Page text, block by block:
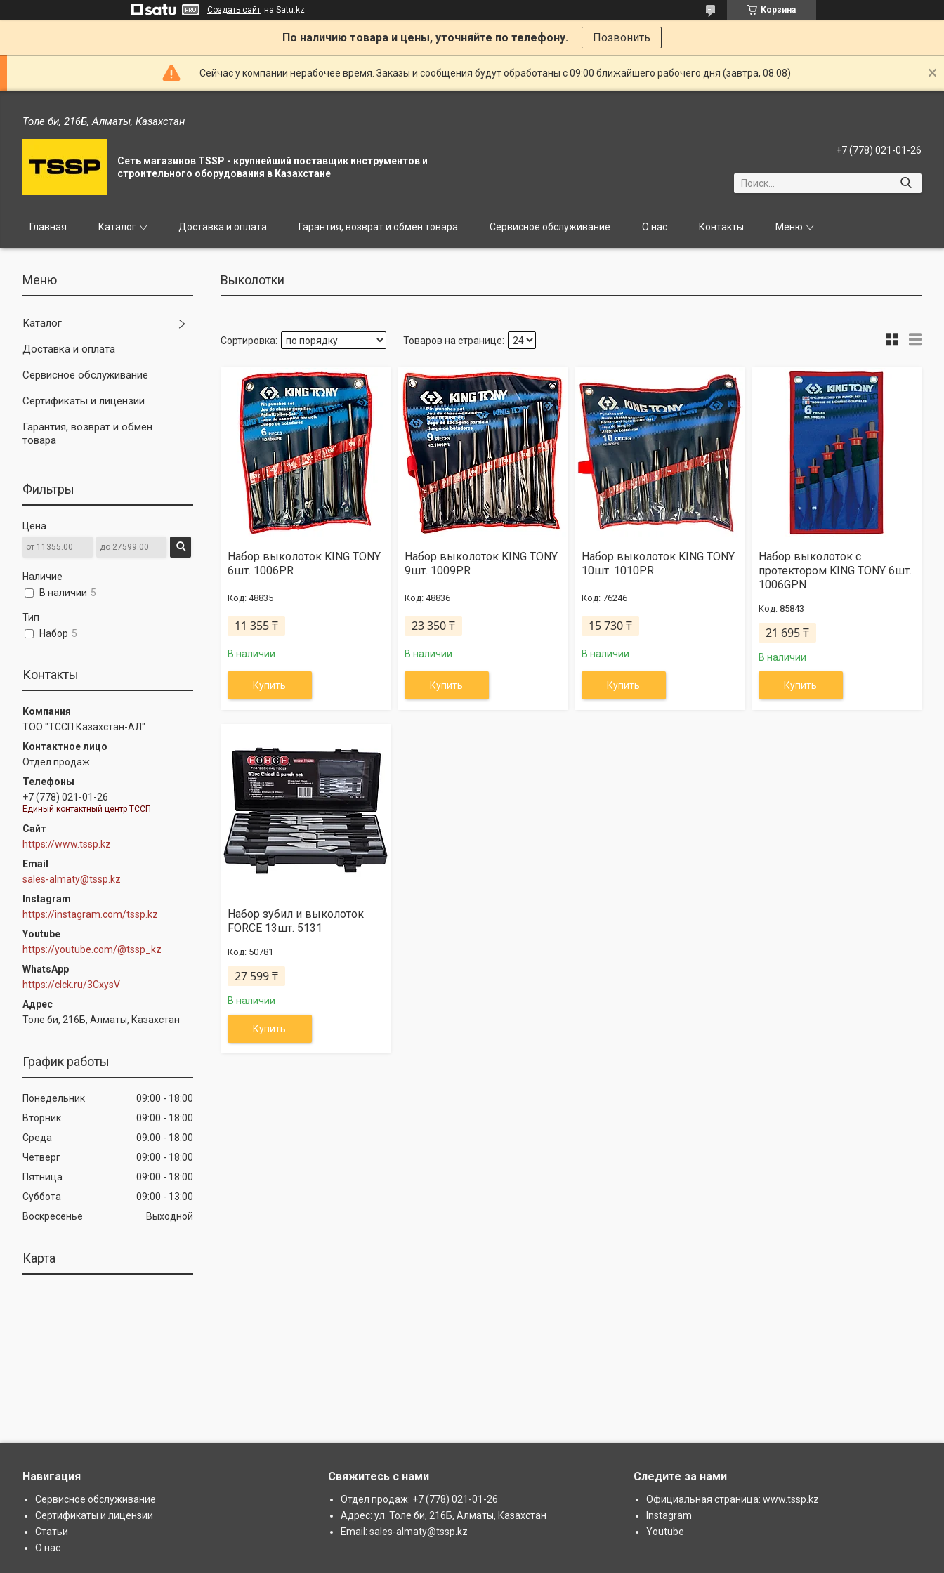
Создать сайт на Satu.kz Корзина
По наличию товара и цены, уточняйте по телефону. Позвонить
Сейчас у компании нерабочее время. Заказы и сообщения будут обработаны с 09:00 ближайшего рабочего дня (завтра, 08.08)
Толе би, 216Б, Алматы, Казахстан
Сеть магазинов TSSP - крупнейший поставщик инструментов и
строительного оборудования в Казахстане
+7 (778) 021-01-26
Главная Каталог Доставка и оплата Гарантия, возврат и обмен товара Сервисное обслуживание О нас Контакты Меню
Каталог
Доставка и оплата
Сервисное обслуживание
Сертификаты и лицензии
Гарантия, возврат и обмен
товара
Фильтры
Цена
Наличие
В наличии 5
Тип
Набор 5
Контакты
ТОО "ТССП Казахстан-АЛ"
Отдел продаж
+7 (778) 021-01-26
Единый контактный центр ТССП
https://www.tssp.kz
sales-almaty@tssp.kz
Instagram
https://instagram.com/tssp.kz
Youtube
https://youtube.com/@tssp_kz
WhatsApp
https://clck.ru/3CxysV
Толе би, 216Б, Алматы, Казахстан
График работы
Понедельник 09:00
18:00
Вторник
09:00
18:00
Среда
09:00
18:00
Четверг
09:00
18:00
Пятница
09:00
18:00
Суббота
09:00
13:00
Воскресенье
Выходной
Карта
Выколотки
Набор выколоток KING TONY
6шт. 1006PR
48835
11 355 ₸
В наличии
Купить
Набор выколоток KING TONY
9шт. 1009PR
48836
23 350 ₸
В наличии
Купить
Набор выколоток KING TONY
10шт. 1010PR
76246
15 730 ₸
В наличии
Купить
Набор выколоток с
протектором KING TONY 6шт.
1006GPN
85843
21 695 ₸
В наличии
Купить
Набор зубил и выколоток
FORCE 13шт. 5131
50781
27 599 ₸
В наличии
Купить
Навигация
Сервисное обслуживание
Сертификаты и лицензии
Статьи
О нас
Свяжитесь с нами
Отдел продаж: +7 (778) 021-01-26
Адрес: ул. Толе би, 216Б, Алматы, Казахстан
Email: sales-almaty@tssp.kz
Следите за нами
Официальная страница: www.tssp.kz
Instagram
Youtube